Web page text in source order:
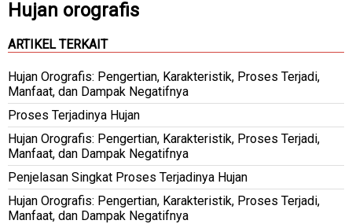
Hujan orografis
ARTIKEL TERKAIT
Hujan Orografis: Pengertian, Karakteristik, Proses Terjadi,
Manfaat, dan Dampak Negatifnya
Proses Terjadinya Hujan
Hujan Orografis: Pengertian, Karakteristik, Proses Terjadi,
Manfaat, dan Dampak Negatifnya
Penjelasan Singkat Proses Terjadinya Hujan
Hujan Orografis: Pengertian, Karakteristik, Proses Terjadi,
Manfaat, dan Dampak Negatifnya